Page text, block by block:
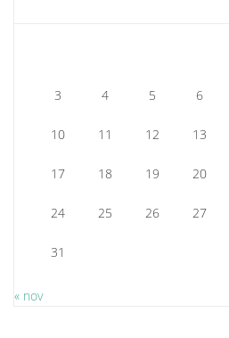
3 4 5 6
10 11 12 13
17 18 19 20
24 25 26 27
31
« nov